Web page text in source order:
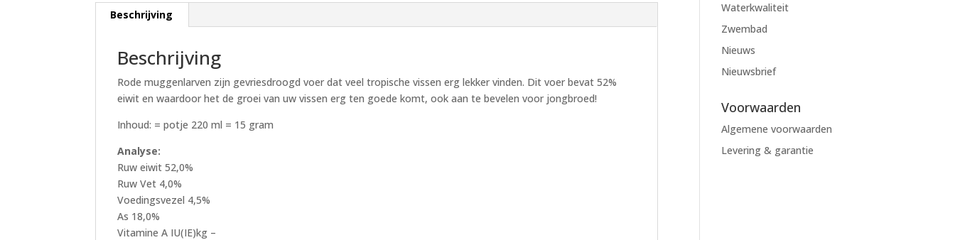
Beschrijving
Beschrijving
Rode muggenlarven zijn gevriesdroogd voer dat veel tropische vissen erg lekker vinden. Dit voer bevat 52%
eiwit en waardoor het de groei van uw vissen erg ten goede komt, ook aan te bevelen voor jongbroed!
Inhoud: = potje 220 ml = 15 gram
Analyse:
Ruw eiwit 52,0%
Ruw Vet 4,0%
Voedingsvezel 4,5%
As 18,0%
Vitamine A IU(IE)kg –
Waterkwaliteit
Zwembad
Nieuws
Nieuwsbrief
Voorwaarden
Algemene voorwaarden
Levering & garantie